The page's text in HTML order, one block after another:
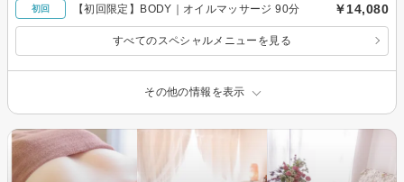
初回 【初回限定】BODY｜オイルマッサージ 90分 ￥14,080
すべてのスペシャルメニューを見る
その他の情報を表示